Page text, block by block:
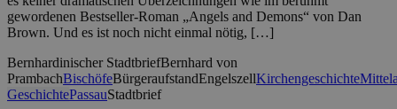
gewordenen Bestseller-Roman „Angels and Demons“ von Dan
Brown. Und es ist noch nicht einmal nötig, […]
Bernhardinischer StadtbriefBernhard von
PrambachBischöfeBürgeraufstandEngelszellKirchengeschichte
GeschichtePassauStadtbrief